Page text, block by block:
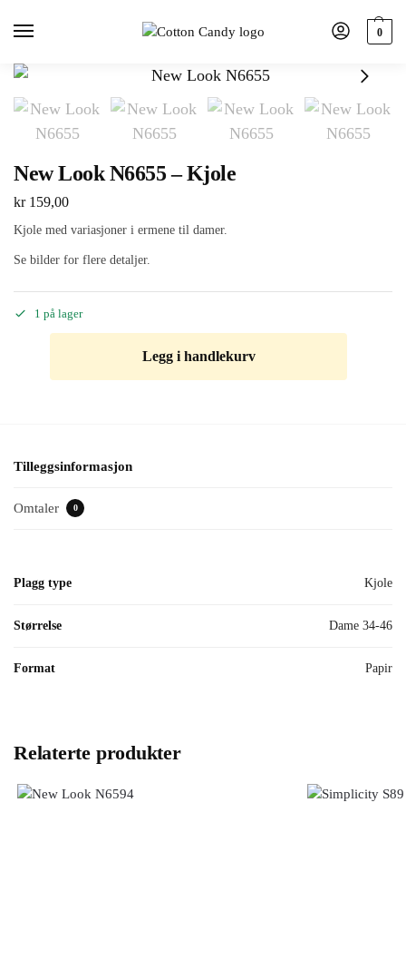
0
New Look N6655 – Kjole
kr159,00
Kjole med variasjoner i ermene til damer.
Se bilder for flere detaljer.
1 på lager
Legg i handlekurv
Tilleggsinformasjon
Omtaler 0
Plagg type Kjole
Størrelse Dame 34-46
Format Papir
Relaterte produkter